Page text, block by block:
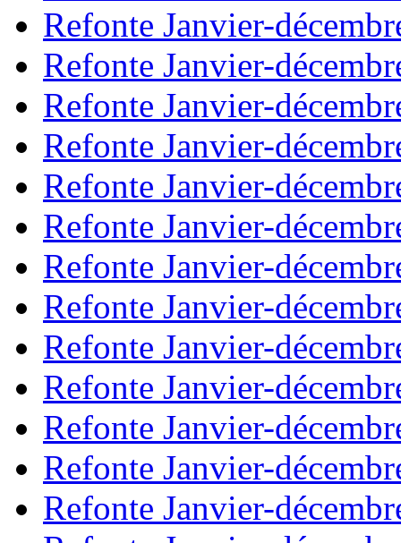
Refonte Janvier-
Refonte Janvier-
Refonte Janvier-
Refonte Janvier-
Refonte Janvier-
Refonte Janvier-
Refonte Janvier-
Refonte Janvier-
Refonte Janvier-
Refonte Janvier-
Refonte Janvier-
Refonte Janvier-
Refonte Janvier-